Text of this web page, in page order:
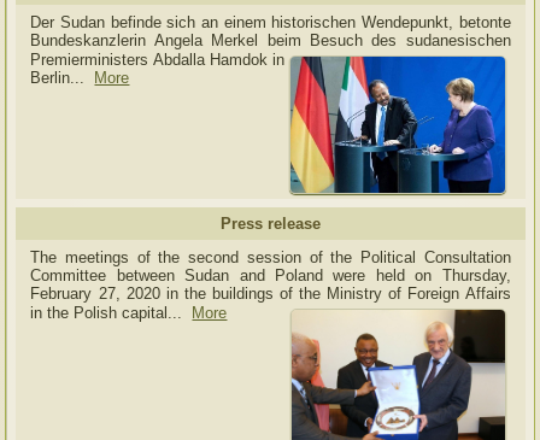
Der Sudan befinde sich an einem historischen Wendepunkt, betonte
Bundeskanzlerin Angela Merkel beim Besuch des sudanesischen
Premierministers Abdalla Hamdok in
Berlin...
More
Press release
The meetings of the second session of the Political Consultation
Committee between Sudan and Poland were held on Thursday,
February 27, 2020 in the buildings of the Ministry of Foreign Affairs
in the Polish capital.
More